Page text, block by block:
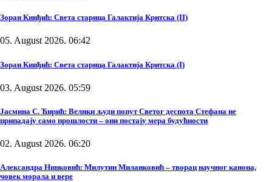
Зоран Кинђић: Света старица Галактија Критска (II)
05. August 2026. 06:42
Зоран Кинђић: Света старица Галактија Критска (I)
03. August 2026. 05:59
Јасмина С. Ћирић: Велики људи попут Светог деспота Стефана не
припадају само прошлости – они постају мера будућности
02. August 2026. 06:20
Александра Нинковић: Милутин Миланковић – творац научног канона,
човек морала и вере